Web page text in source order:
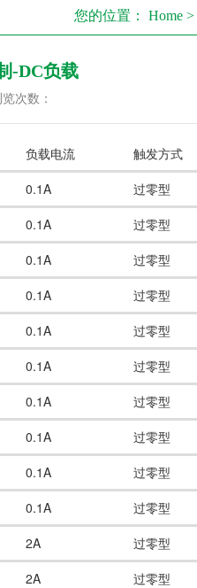
您的位置： Home >
-DC负载
次数：
负载电流 触发方式
0.1A 过零型
0.1A 过零型
0.1A 过零型
0.1A 过零型
0.1A 过零型
0.1A 过零型
0.1A 过零型
0.1A 过零型
0.1A 过零型
0.1A 过零型
2A 过零型
2A 过零型